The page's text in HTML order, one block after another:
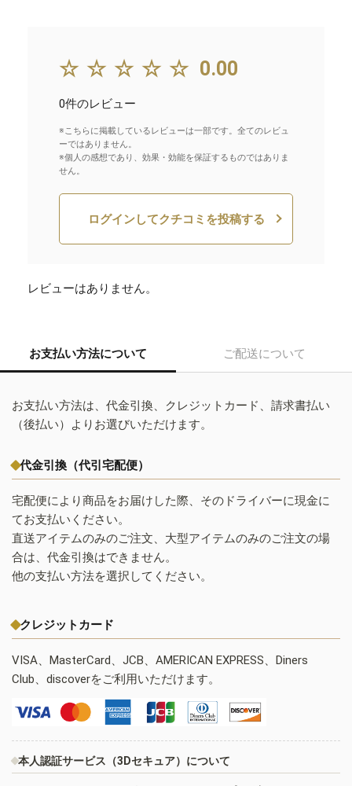
☆☆☆☆☆ 0.00
0件のレビュー
※こちらに掲載しているレビューは一部です。全てのレビュ
ーではありません。
※個人の感想であり、効果・効能を保証するものではありま
せん。
ログインしてクチコミを投稿する
レビューはありません。
お支払い方法について ご配送について
お支払い方法は、代金引換、クレジットカード、請求書払い
（後払い）よりお選びいただけます。
代金引換（代引宅配便）
宅配便により商品をお届けした際、そのドライバーに現金に
てお支払いください。
直送アイテムのみのご注文、大型アイテムのみのご注文の場
合は、代金引換はできません。
他の支払い方法を選択してください。
クレジットカード
VISA、MasterCard、JCB、AMERICAN EXPRESS、Diners
Club、discoverをご利用いただけます。
本人認証サービス（3Dセキュア）について